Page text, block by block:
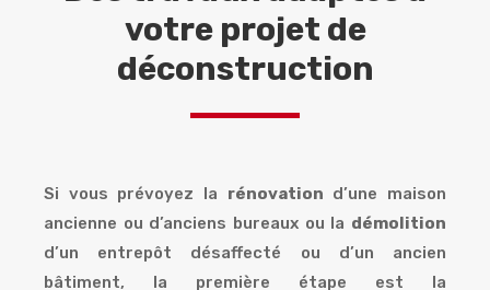
votre projet de
déconstruction
Si vous prévoyez la rénovation d’une maison
ancienne ou d’anciens bureaux ou la démolition
d’un entrepôt désaffecté ou d’un ancien
bâtiment, la première étape est la